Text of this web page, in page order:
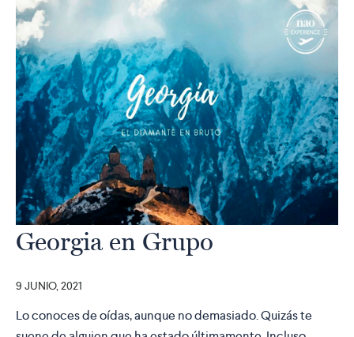
Georgia en Grupo
9 JUNIO, 2021
Lo conoces de oídas, aunque no demasiado. Quizás te